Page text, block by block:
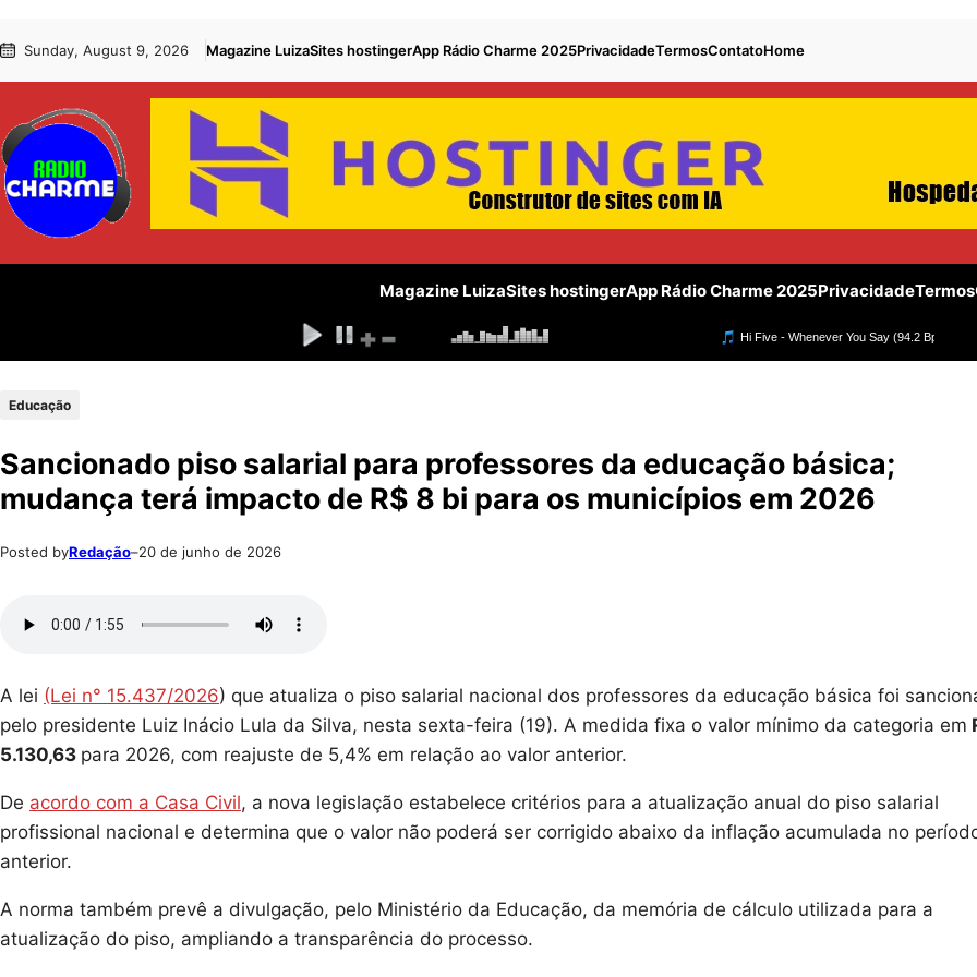
para
conteúdo
to Sunday, August 9, 2026 Magazine LuizaSites hostingerApp Rádio Charme 2025PrivacidadeTermosContatoHome
Magazine LuizaSites hostingerApp Rádio Charme 2025PrivacidadeTermos
Educação
Sancionado piso salarial para professores da educação básica;
mudança terá impacto de R$ 8 bi para os municípios em 2026
Posted byRedação–20 de junho de 2026
A lei (Lei n° 15.437/2026) que atualiza o piso salarial nacional dos professores da educação básica foi
pelo presidente Luiz Inácio Lula da Silva, nesta sexta-feira (19). A medida fixa o valor mínimo da categoria em
5.130,63 para 2026, com reajuste de 5,4% em relação ao valor anterior.
De acordo com a Casa Civil, a nova legislação estabelece critérios para a atualização anual do piso salarial
profissional nacional e determina que o valor não poderá ser corrigido abaixo da inflação acumulada no
anterior.
A norma também prevê a divulgação, pelo Ministério da Educação, da memória de cálculo utilizada para a
atualização do piso, ampliando a transparência do processo.